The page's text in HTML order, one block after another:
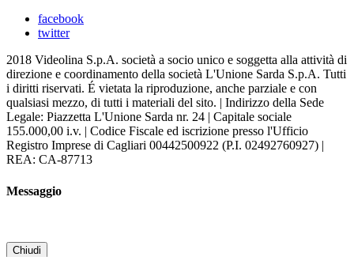
facebook
twitter
2018 Videolina S.p.A. società a socio unico e soggetta alla attività di
direzione e coordinamento della società L'Unione Sarda S.p.A. Tutti
i diritti riservati. É vietata la riproduzione, anche parziale e con
qualsiasi mezzo, di tutti i materiali del sito. | Indirizzo della Sede
Legale: Piazzetta L'Unione Sarda nr. 24 | Capitale sociale
155.000,00 i.v. | Codice Fiscale ed iscrizione presso l'Ufficio
Registro Imprese di Cagliari 00442500922 (P.I. 02492760927) |
REA: CA-87713
Messaggio
Chiudi